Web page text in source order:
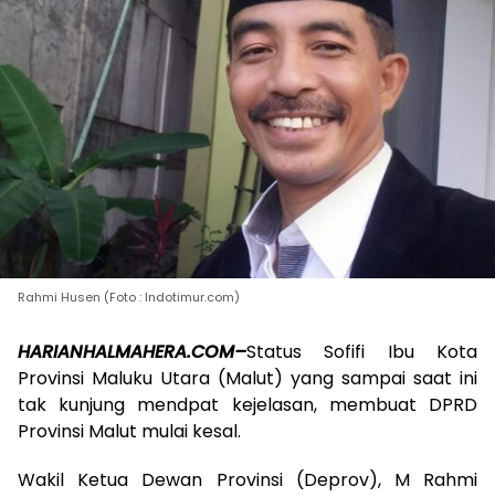
Rahmi Husen (Foto : Indotimur.com)
HARIANHALMAHERA.COM–Status Sofifi Ibu Kota
Provinsi Maluku Utara (Malut) yang sampai saat ini
tak kunjung mendpat kejelasan, membuat DPRD
Provinsi Malut mulai kesal.
Wakil Ketua Dewan Provinsi (Deprov), M Rahmi